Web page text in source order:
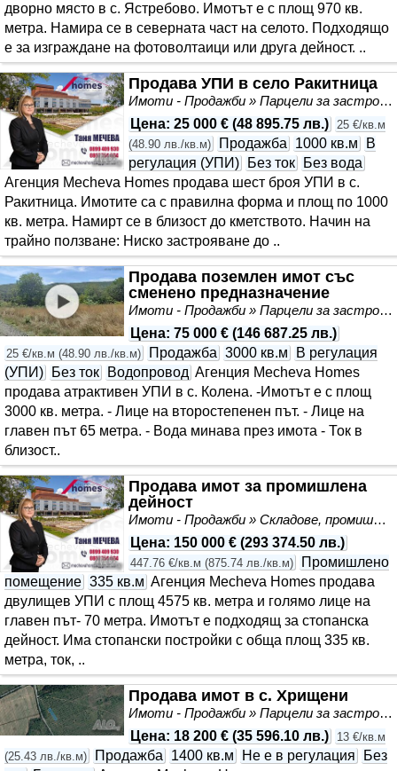
дворно място в с. Ястребово. Имотът е с площ 970 кв.
метра. Намира се в северната част на селото. Подходящо
е за изграждане на фотоволтаици или друга дейност. ..
Продава УПИ в село Ракитница
Имоти - Продажби » Парцели за застрояване, Инвестиционни проекти
Цена: 25 000 € (48 895.75 лв.) 25 €/кв.м
(48.90 лв./кв.м) Продажба 1000 кв.м
В
регулация (УПИ)
Без ток
Без вода
Агенция Mecheva Homes продава шест броя УПИ в с.
Ракитница. Имотите са с правилна форма и площ по 1000
кв. метра. Намирт се в близост до кметството. Начин на
трайно ползване: Ниско застрояване до ..
Продава поземлен имот със
сменено предназначение
Имоти - Продажби » Парцели за застрояване, Инвестиционни проекти
Цена: 75 000 € (146 687.25 лв.)
25 €/кв.м (48.90 лв./кв.м) Продажба 3000 кв.м
В регулация
(УПИ)
Без ток Водопровод Агенция Mecheva Homes
продава атрактивен УПИ в с. Колена. -Имотът е с площ
3000 кв. метра. - Лице на второстепенен път. - Лице на
главен път 65 метра. - Вода минава през имота - Ток в
близост..
Продава имот за промишлена
дейност
Имоти - Продажби » Складове, промишлени и стопански имоти
Цена: 150 000 € (293 374.50 лв.)
447.76 €/кв.м (875.74 лв./кв.м)
Промишлено
помещение 335 кв.м Агенция Mecheva Homes продава
двулищев УПИ с площ 4575 кв. метра и голямо лице на
главен път- 70 метра. Имотът е подходящ за стопанска
дейност. Има стопански постройки с обща площ 335 кв.
метра, ток, ..
Продава имот в с. Хрищени
Имоти - Продажби » Парцели за застрояване, Инвестиционни проекти
Цена: 18 200 € (35 596.10 лв.)
13 €/кв.м
(25.43 лв./кв.м) Продажба 1400 кв.м Не е в регулация
Без